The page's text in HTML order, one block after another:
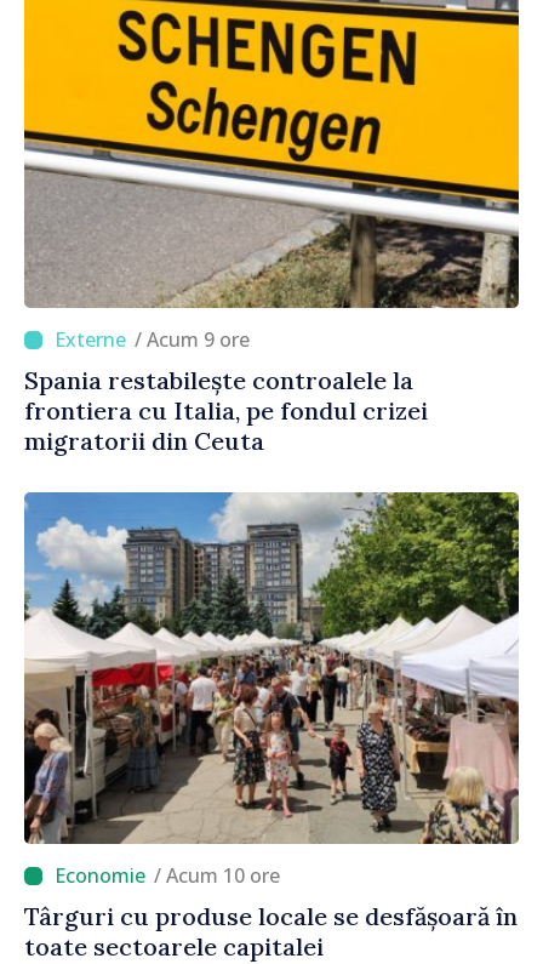
/ Acum 9 ore
Spania restabilește controalele la
frontiera cu Italia, pe fondul crizei
migratorii din Ceuta
/ Acum 10 ore
Târguri cu produse locale se desfășoară în
toate sectoarele capitalei